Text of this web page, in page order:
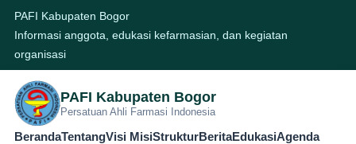
PAFI Kabupaten Bogor
Informasi anggota, edukasi kefarmasian, dan kegiatan
organisasi
PAFI Kabupaten Bogor
Persatuan Ahli Farmasi Indonesia
BerandaTentangVisi MisiStrukturBeritaEdukasiAgenda